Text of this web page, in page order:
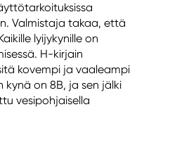
Valmistaja takaa, että
lyijykynille on
H-kirjain
kovempi ja vaaleampi
kynä on 8B, ja sen jälki
vesipohjaisella